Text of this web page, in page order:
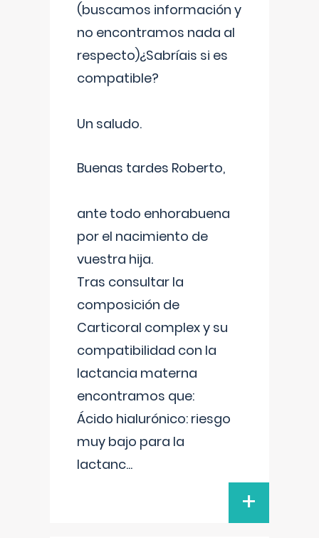
(buscamos información y
no encontramos nada al
respecto)¿Sabríais si es
compatible?
Un saludo.
Buenas tardes Roberto,
ante todo enhorabuena
por el nacimiento de
vuestra hija.
Tras consultar la
composición de
Carticoral complex y su
compatibilidad con la
lactancia materna
encontramos que:
Ácido hialurónico: riesgo
muy bajo para la
lactanc...
+